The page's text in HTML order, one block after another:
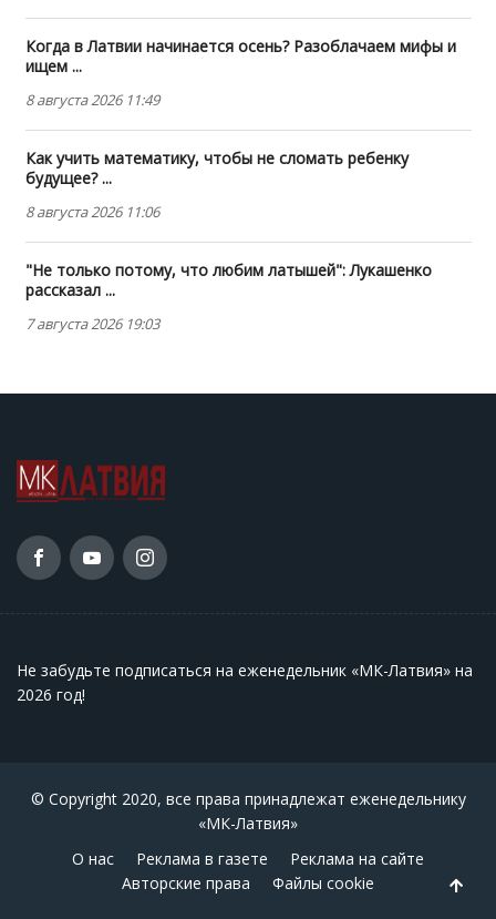
Когда в Латвии начинается осень? Разоблачаем мифы и
ищем ...
8 августа 2026 11:49
Как учить математику, чтобы не сломать ребенку
будущее? ...
8 августа 2026 11:06
"Не только потому, что любим латышей": Лукашенко
рассказал ...
7 августа 2026 19:03
Не забудьте подписаться на еженедельник «МК-Латвия» на
2026 год!
© Copyright 2020, все права принадлежат еженедельнику
«МК-Латвия»
О нас
Реклама в газете
Реклама на сайте
Авторские права
Файлы cookie